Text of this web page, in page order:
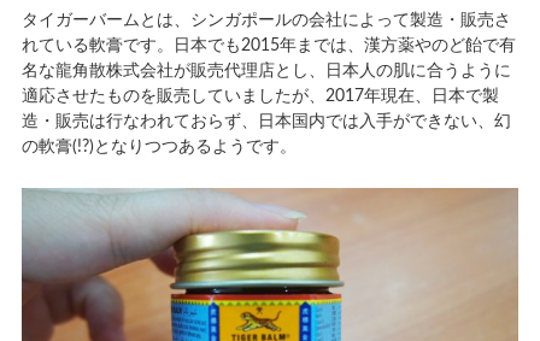
タイガーバームとは、シンガポールの会社によって製造・販売さ
れている軟膏です。日本でも2015年までは、漢方薬やのど飴で有
名な龍角散株式会社が販売代理店とし、日本人の肌に合うように
適応させたものを販売していましたが、2017年現在、日本で製
造・販売は行なわれておらず、日本国内では入手ができない、幻
の軟膏(!?)となりつつあるようです。